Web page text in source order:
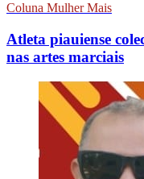
Coluna Mulher Mais
Atleta piauiense
nas artes marciais